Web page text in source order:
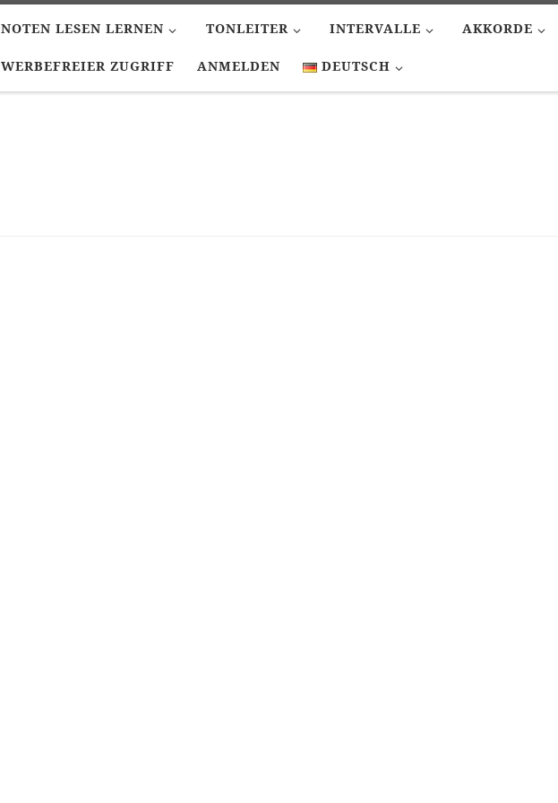
NOTEN LESEN LERNEN TONLEITER INTERVALLE AKKORDE
WERBEFREIER ZUGRIFF ANMELDEN DEUTSCH